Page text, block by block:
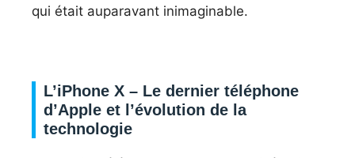
qui était auparavant inimaginable.
L’iPhone X – Le dernier téléphone
d’Apple et l’évolution de la
technologie